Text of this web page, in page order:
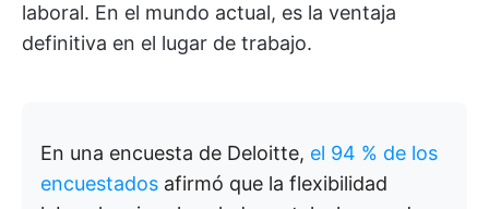
laboral. En el mundo actual, es la ventaja
definitiva en el lugar de trabajo.
En una encuesta de Deloitte, el 94 % de los
encuestados afirmó que la flexibilidad